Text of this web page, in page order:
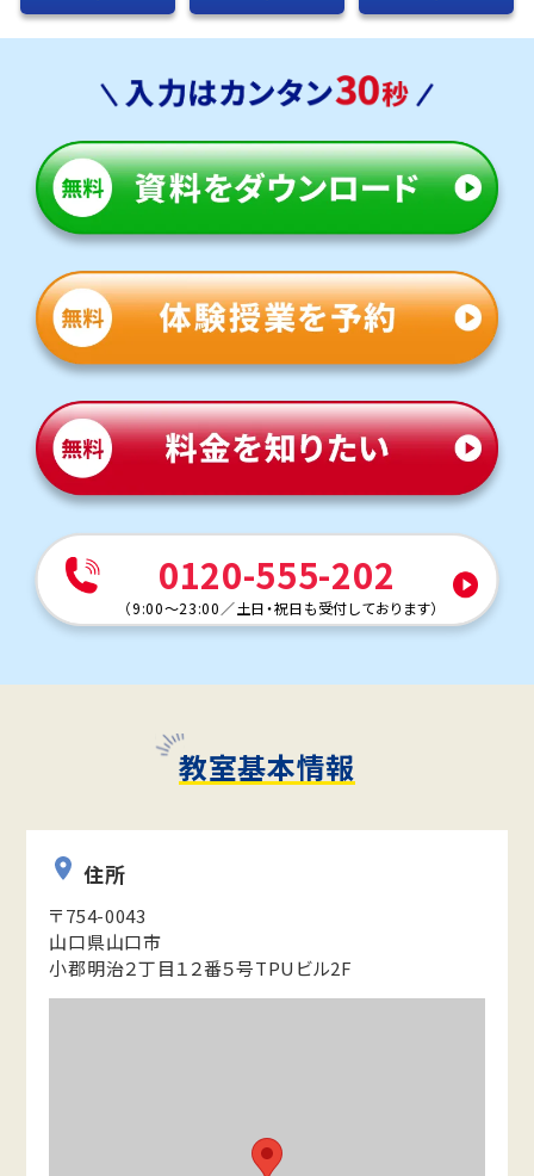
0120-555-202
（9:00～23:00 ／土日・祝日も受付しております）
教室基本情報
住所
〒754-0043
山口県山口市
小郡明治２丁目１２番５号TPUビル2F